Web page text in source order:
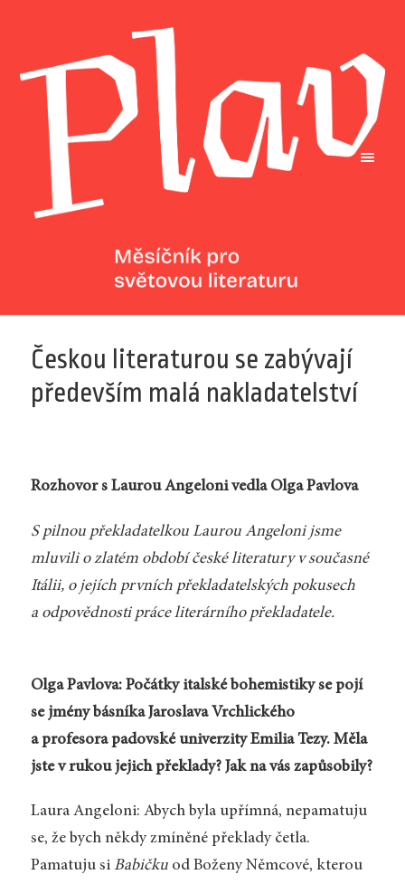
Českou literaturou se zabývají
především malá nakladatelství
Rozhovor s Laurou Angeloni vedla Olga Pavlova
S pilnou překladatelkou Laurou Angeloni jsme
mluvili o zlatém období české literatury v současné
Itálii, o jejích prvních překladatelských pokusech
a odpovědnosti práce literárního překladatele.
Olga Pavlova: Počátky italské bohemistiky se pojí
se jmény básníka Jaroslava Vrchlického
a profesora padovské univerzity Emilia Tezy. Měla
jste v rukou jejich překlady? Jak na vás zapůsobily?
Laura Angeloni: Abych byla upřímná, nepamatuju
se, že bych někdy zmíněné překlady četla.
Pamatuju si Babičkuod Boženy Němcové, kterou